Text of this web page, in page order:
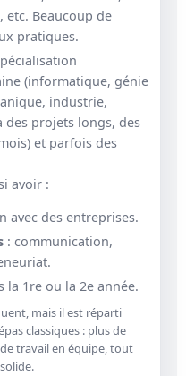
etc. Beaucoup de
pratiques.
(informatique, génie
industrie,
des projets longs, des
et parfois des
avoir :
avec des entreprises.
: communication,
la 1re ou la 2e année.
mais il est réparti
classiques : plus de
travail en équipe, tout